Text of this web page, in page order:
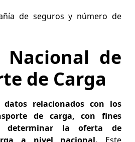
de seguros y número de
Nacional de
de Carga
relacionados con los
de carga, con fines
determinar la oferta de